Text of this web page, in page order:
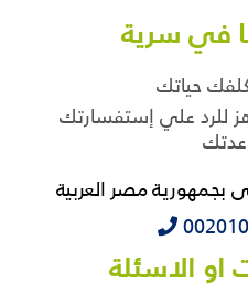
في سرية
حياتك
للرد علي إستفسارتك
بجمهورية مصر العربية
او الاسئلة